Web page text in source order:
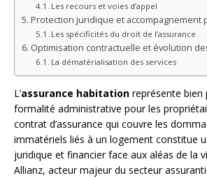
Les recours et voies d’appel
Protection juridique et accompagnement
Les spécificités du droit de l’assurance
Optimisation contractuelle et évolution
La dématérialisation des services
L’assurance habitation représente bien
formalité administrative pour les
contrat d’assurance qui couvre les
immatériels liés à un logement constitue
juridique et financier face aux aléas de la
Allianz, acteur majeur du secteur